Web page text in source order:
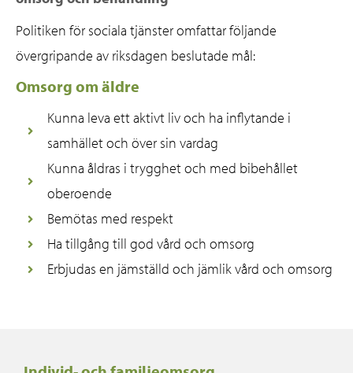
Politiken för sociala tjänster omfattar följande
övergripande av riksdagen beslutade mål:
Omsorg om äldre
Kunna leva ett aktivt liv och ha inflytande i
samhället och över sin vardag
Kunna åldras i trygghet och med bibehållet
oberoende
Bemötas med respekt
Ha tillgång till god vård och omsorg
Erbjudas en jämställd och jämlik vård och omsorg